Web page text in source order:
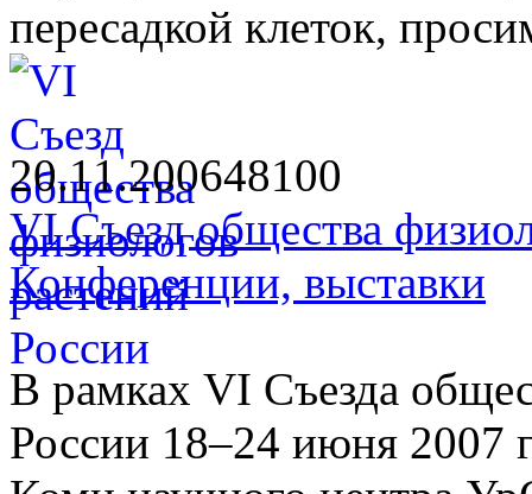
пересадкой клеток,
20.11.200648100
VI Съезд общества
Конференции, выставки
В рамках VI Съезда
России 18–24 июня 2007